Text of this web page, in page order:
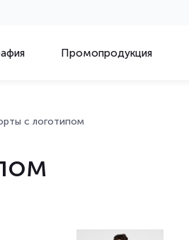
Промопродукция
с логотипом